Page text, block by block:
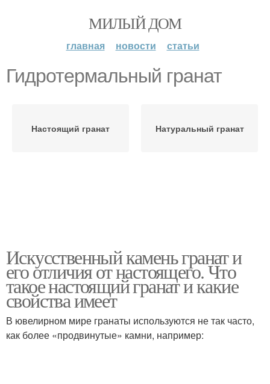
МИЛЫЙ ДОМ
главная новости статьи
Гидротермальный гранат
Настоящий гранат Натуральный гранат
Искусственный камень гранат и
его отличия от настоящего. Что
такое настоящий гранат и какие
свойства имеет
В ювелирном мире гранаты используются не так часто,
как более «продвинутые» камни, например: